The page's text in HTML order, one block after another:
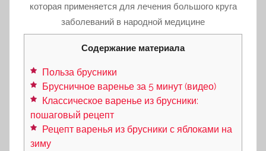
которая применяется для лечения большого круга
заболеваний в народной медицине
Содержание материала
Польза брусники
Брусничное варенье за 5 минут (видео)
Классическое варенье из брусники:
пошаговый рецепт
Рецепт варенья из брусники с яблоками на
зиму